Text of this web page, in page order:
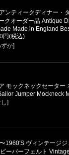
ンティークディナー・
クオーダー品 Antique
Made in England
円(税込)
か]
モックネックセーター
Jumper Mockneck
]
1960'S ヴィンテージ
ーバーフェルト